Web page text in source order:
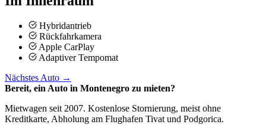
Hybridantrieb
Rückfahrkamera
Apple CarPlay
Adaptiver Tempomat
Nächstes Auto →
Bereit, ein Auto in Montenegro zu mieten?
Mietwagen seit 2007. Kostenlose Stornierung, meist ohne
Kreditkarte, Abholung am Flughafen Tivat und Podgorica.